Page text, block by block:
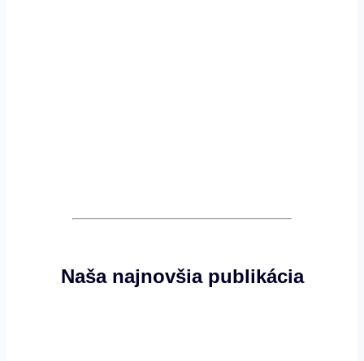
Naša najnovšia publikácia